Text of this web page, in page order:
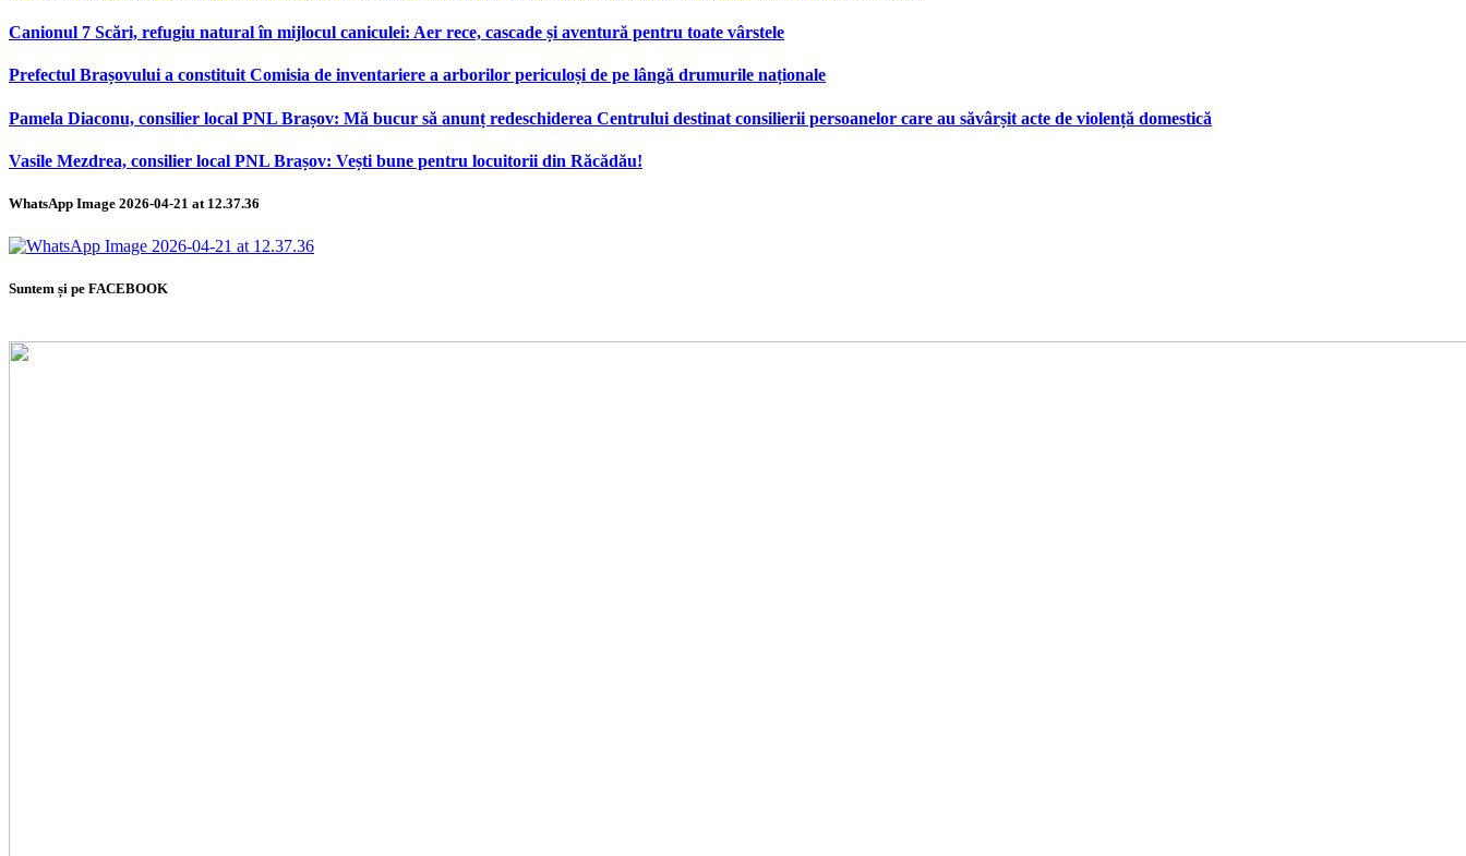
Canionul 7 Scări, refugiu natural în mijlocul caniculei: Aer rece, cascade și aventură pentru toate vârstele
Prefectul Brașovului a constituit Comisia de inventariere a arborilor periculoși de pe lângă drumurile naționale
Pamela Diaconu, consilier local PNL Brașov: Mă bucur să anunț redeschiderea Centrului destinat consilierii persoanelor care au săvârșit acte de violență domestică
Vasile Mezdrea, consilier local PNL Brașov: Vești bune pentru locuitorii din Răcădău!
WhatsApp Image 2026-04-21 at 12.37.36
Suntem și pe FACEBOOK